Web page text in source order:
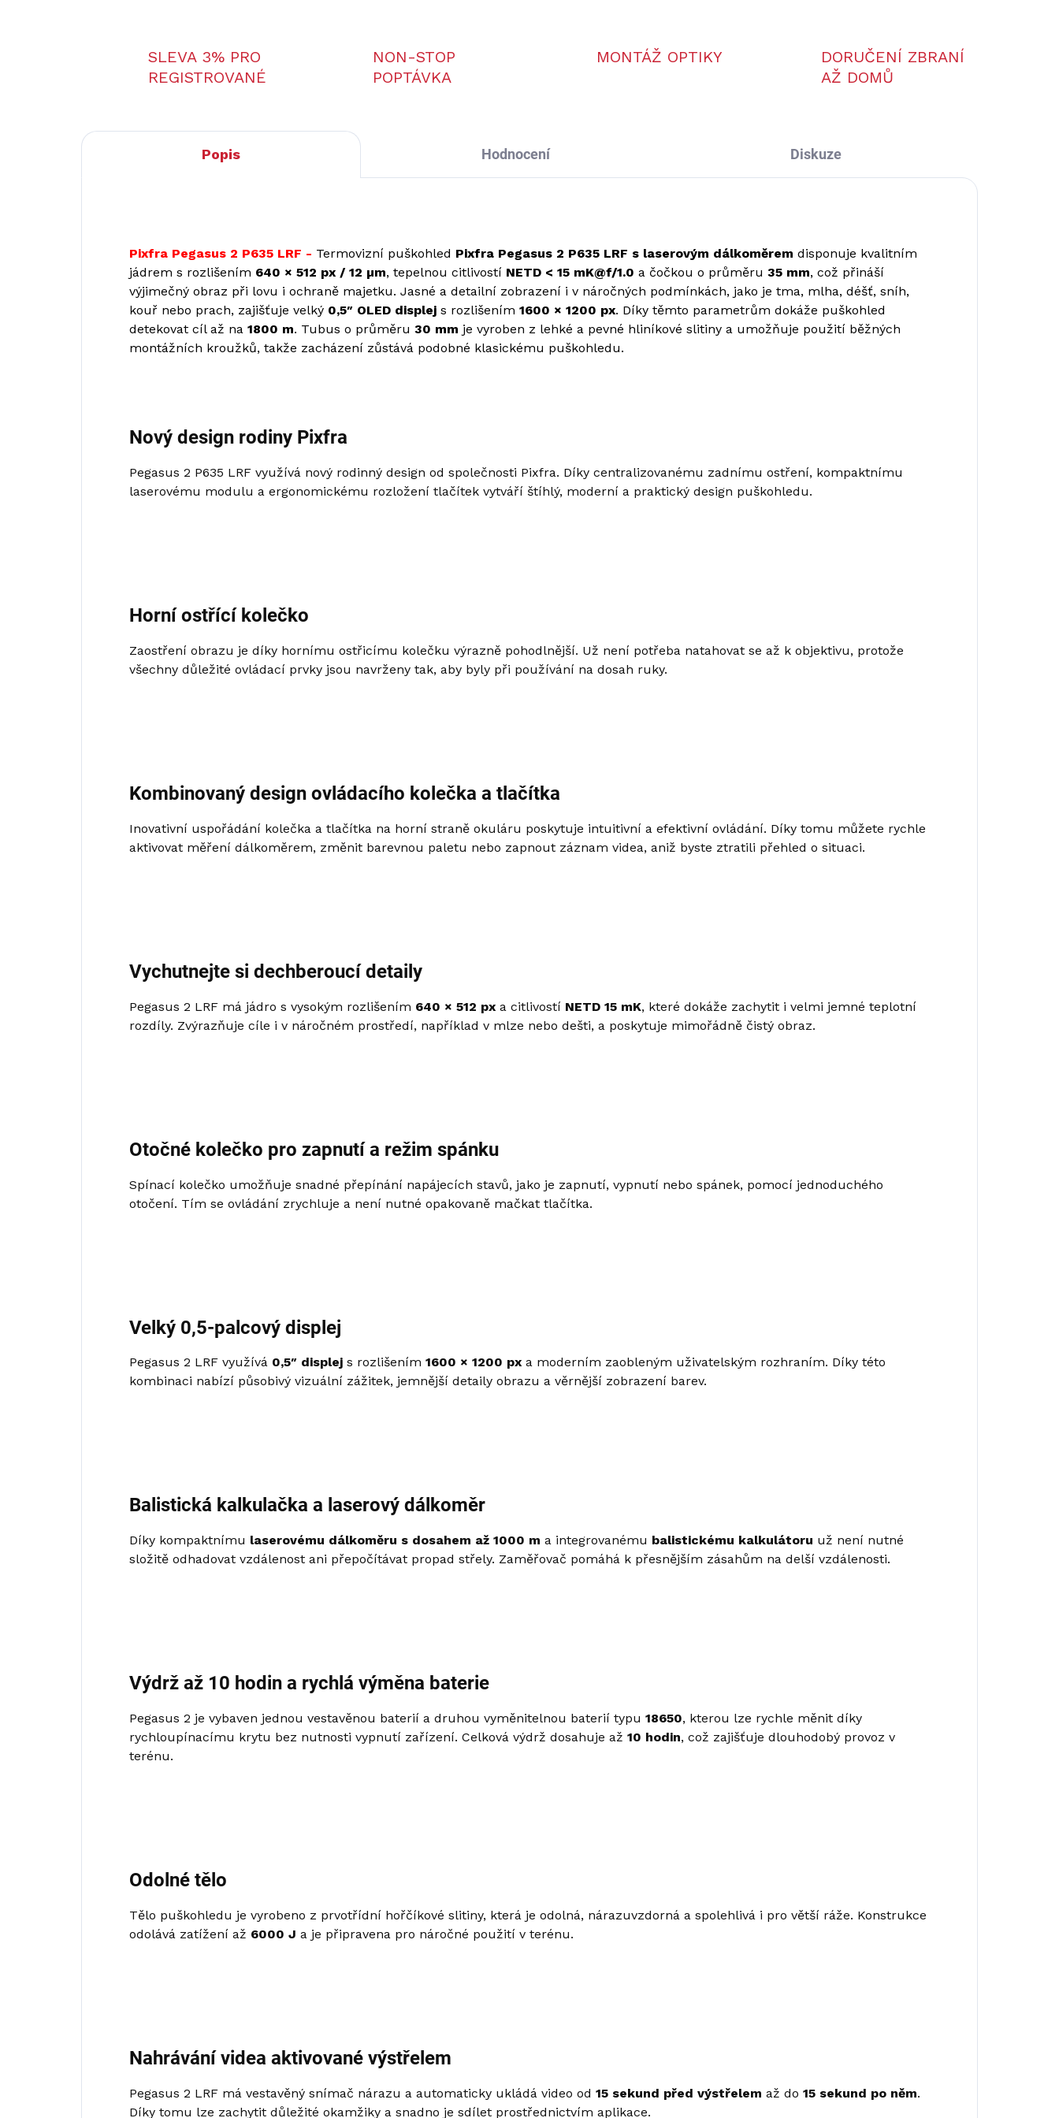
SLEVA 3% PRO
REGISTROVANÉ
NON-STOP
POPTÁVKA
MONTÁŽ OPTIKY
DORUČENÍ ZBRANÍ
AŽ DOMŮ
Popis Hodnocení Diskuze
Pixfra Pegasus 2 P635 LRF - Termovizní puškohled Pixfra Pegasus 2 P635 LRF s laserovým dálkoměrem disponuje kvalitním
jádrem s rozlišením 640 × 512 px / 12 µm, tepelnou citlivostí NETD < 15 mK@f/1.0 a čočkou o průměru 35 mm, což přináší
výjimečný obraz při lovu i ochraně majetku. Jasné a detailní zobrazení i v náročných podmínkách, jako je tma, mlha, déšť, sníh,
kouř nebo prach, zajišťuje velký 0,5″ OLED displej s rozlišením 1600 × 1200 px. Díky těmto parametrům dokáže puškohled
detekovat cíl až na 1800 m. Tubus o průměru 30 mm je vyroben z lehké a pevné hliníkové slitiny a umožňuje použití běžných
montážních kroužků, takže zacházení zůstává podobné klasickému puškohledu.
Nový design rodiny Pixfra
Pegasus 2 P635 LRF využívá nový rodinný design od společnosti Pixfra. Díky centralizovanému zadnímu ostření, kompaktnímu
laserovému modulu a ergonomickému rozložení tlačítek vytváří štíhlý, moderní a praktický design puškohledu.
Horní ostřící kolečko
Zaostření obrazu je díky hornímu ostřicímu kolečku výrazně pohodlnější. Už není potřeba natahovat se až k objektivu, protože
všechny důležité ovládací prvky jsou navrženy tak, aby byly při používání na dosah ruky.
Kombinovaný design ovládacího kolečka a tlačítka
Inovativní uspořádání kolečka a tlačítka na horní straně okuláru poskytuje intuitivní a efektivní ovládání. Díky tomu můžete rychle
aktivovat měření dálkoměrem, změnit barevnou paletu nebo zapnout záznam videa, aniž byste ztratili přehled o situaci.
Vychutnejte si dechberoucí detaily
Pegasus 2 LRF má jádro s vysokým rozlišením 640 × 512 px a citlivostí NETD 15 mK, které dokáže zachytit i velmi jemné teplotní
rozdíly. Zvýrazňuje cíle i v náročném prostředí, například v mlze nebo dešti, a poskytuje mimořádně čistý obraz.
Otočné kolečko pro zapnutí a režim spánku
Spínací kolečko umožňuje snadné přepínání napájecích stavů, jako je zapnutí, vypnutí nebo spánek, pomocí jednoduchého
otočení. Tím se ovládání zrychluje a není nutné opakovaně mačkat tlačítka.
Velký 0,5-palcový displej
Pegasus 2 LRF využívá 0,5″ displej s rozlišením 1600 × 1200 px a moderním zaobleným uživatelským rozhraním. Díky této
kombinaci nabízí působivý vizuální zážitek, jemnější detaily obrazu a věrnější zobrazení barev.
Balistická kalkulačka a laserový dálkoměr
Díky kompaktnímu laserovému dálkoměru s dosahem až 1000 m a integrovanému balistickému kalkulátoru už není nutné
složitě odhadovat vzdálenost ani přepočítávat propad střely. Zaměřovač pomáhá k přesnějším zásahům na delší vzdálenosti.
Výdrž až 10 hodin a rychlá výměna baterie
Pegasus 2 je vybaven jednou vestavěnou baterií a druhou vyměnitelnou baterií typu 18650, kterou lze rychle měnit díky
rychloupínacímu krytu bez nutnosti vypnutí zařízení. Celková výdrž dosahuje až 10 hodin, což zajišťuje dlouhodobý provoz v
terénu.
Odolné tělo
Tělo puškohledu je vyrobeno z prvotřídní hořčíkové slitiny, která je odolná, nárazuvzdorná a spolehlivá i pro větší ráže. Konstrukce
odolává zatížení až 6000 J a je připravena pro náročné použití v terénu.
Nahrávání videa aktivované výstřelem
Pegasus 2 LRF má vestavěný snímač nárazu a automaticky ukládá video od 15 sekund před výstřelem až do 15 sekund po něm.
Díky tomu lze zachytit důležité okamžiky a snadno je sdílet prostřednictvím aplikace.